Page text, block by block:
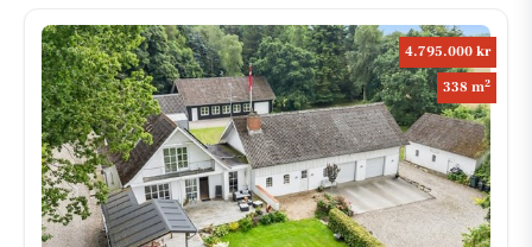
4.795.000 kr
338 m2